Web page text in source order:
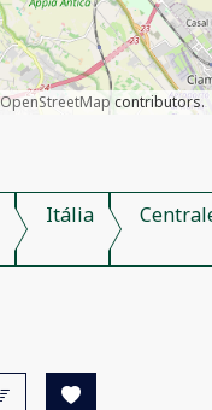
OpenStreetMap contributors.
Itália